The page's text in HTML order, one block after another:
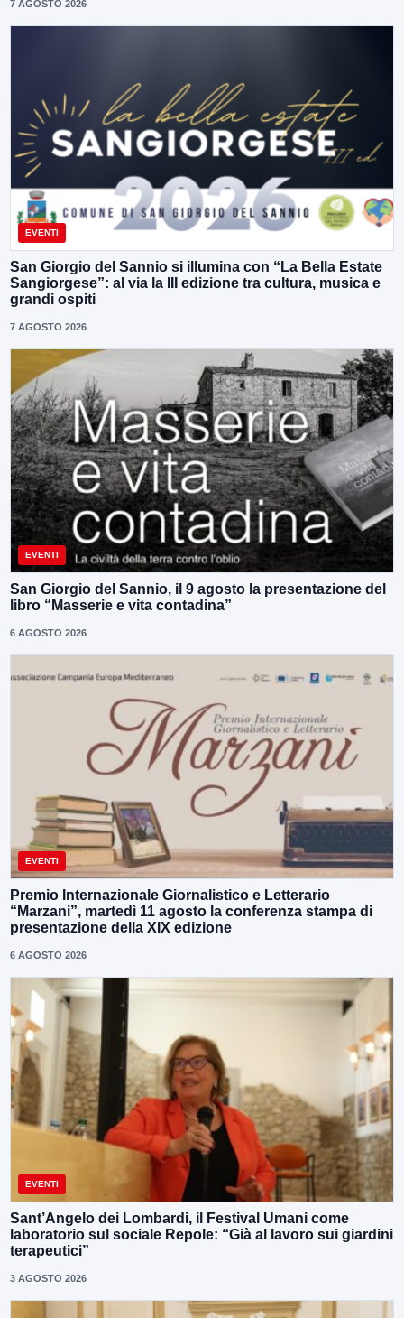
7 AGOSTO 2026
EVENTI
San Giorgio del Sannio si illumina con “La Bella Estate
Sangiorgese”: al via la III edizione tra cultura, musica e
grandi ospiti
7 AGOSTO 2026
EVENTI
San Giorgio del Sannio, il 9 agosto la presentazione del
libro “Masserie e vita contadina”
6 AGOSTO 2026
EVENTI
Premio Internazionale Giornalistico e Letterario
“Marzani”, martedì 11 agosto la conferenza stampa di
presentazione della XIX edizione
6 AGOSTO 2026
EVENTI
Sant’Angelo dei Lombardi, il Festival Umani come
laboratorio sul sociale Repole: “Già al lavoro sui giardini
terapeutici”
3 AGOSTO 2026